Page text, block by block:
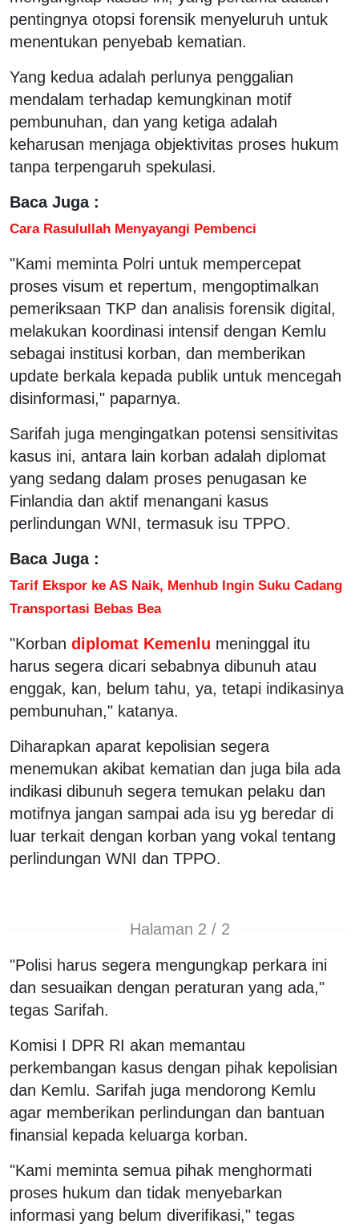
pentingnya otopsi forensik menyeluruh untuk
menentukan penyebab kematian.
Yang kedua adalah perlunya penggalian
mendalam terhadap kemungkinan motif
pembunuhan, dan yang ketiga adalah
keharusan menjaga objektivitas proses hukum
tanpa terpengaruh spekulasi.
Baca Juga :
Cara Rasulullah Menyayangi Pembenci
"Kami meminta Polri untuk mempercepat
proses visum et repertum, mengoptimalkan
pemeriksaan TKP dan analisis forensik digital,
melakukan koordinasi intensif dengan Kemlu
sebagai institusi korban, dan memberikan
update berkala kepada publik untuk mencegah
disinformasi," paparnya.
Sarifah juga mengingatkan potensi sensitivitas
kasus ini, antara lain korban adalah diplomat
yang sedang dalam proses penugasan ke
Finlandia dan aktif menangani kasus
perlindungan WNI, termasuk isu TPPO.
Baca Juga :
Tarif Ekspor ke AS Naik, Menhub Ingin Suku Cadang
Transportasi Bebas Bea
"Korban diplomat Kemenlu meninggal itu
harus segera dicari sebabnya dibunuh atau
enggak, kan, belum tahu, ya, tetapi indikasinya
pembunuhan," katanya.
Diharapkan aparat kepolisian segera
menemukan akibat kematian dan juga bila ada
indikasi dibunuh segera temukan pelaku dan
motifnya jangan sampai ada isu yg beredar di
luar terkait dengan korban yang vokal tentang
perlindungan WNI dan TPPO.
Halaman 2 / 2
"Polisi harus segera mengungkap perkara ini
dan sesuaikan dengan peraturan yang ada,"
tegas Sarifah.
Komisi I DPR RI akan memantau
perkembangan kasus dengan pihak kepolisian
dan Kemlu. Sarifah juga mendorong Kemlu
agar memberikan perlindungan dan bantuan
finansial kepada keluarga korban.
"Kami meminta semua pihak menghormati
proses hukum dan tidak menyebarkan
informasi yang belum diverifikasi," tegas